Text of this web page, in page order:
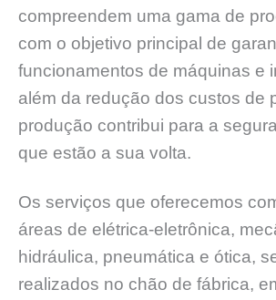
compreendem uma gama de
com o objetivo principal de
funcionamentos de máquinas e
além da redução dos custos de
produção contribui para a
que estão a sua volta.
Os serviços que oferecemos
áreas de elétrica-eletrônica,
hidráulica, pneumática e ótica,
realizados no chão de fábrica,